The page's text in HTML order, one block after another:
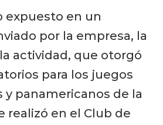
expuesto en un
por la empresa, la
actividad, que otorgó
para los juegos
panamericanos de la
realizó en el Club de